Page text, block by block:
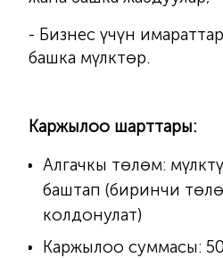
- Бизнес үчүн
башка мүлктөр.
Каржылоо шарттары:
Алгачкы төлөм:
баштап (биринчи
колдонулат)
Каржылоо суммасы: